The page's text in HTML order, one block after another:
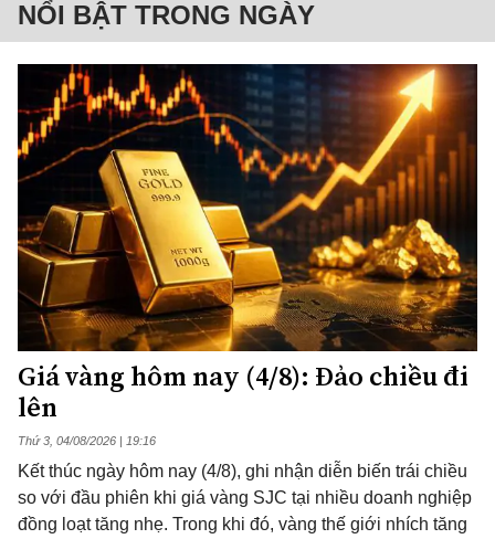
NỔI BẬT TRONG NGÀY
Giá vàng hôm nay (4/8): Đảo chiều đi
lên
Thứ 3, 04/08/2026 | 19:16
Kết thúc ngày hôm nay (4/8), ghi nhận diễn biến trái chiều
so với đầu phiên khi giá vàng SJC tại nhiều doanh nghiệp
đồng loạt tăng nhẹ. Trong khi đó, vàng thế giới nhích tăng